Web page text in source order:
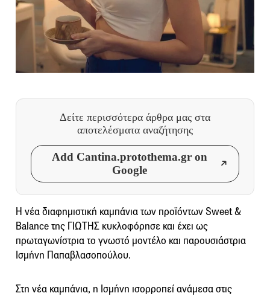
Δείτε περισσότερα άρθρα μας στα
αποτελέσματα αναζήτησης
Add Cantina.protothema.gr on
Google
Η νέα διαφημιστική καμπάνια των προϊόντων Sweet &
Balance της ΓΙΩΤΗΣ κυκλοφόρησε και έχει ως
πρωταγωνίστρια το γνωστό μοντέλο και παρουσιάστρια
Ισμήνη Παπαβλασοπούλου.
Στη νέα καμπάνια, η Ισμήνη ισορροπεί ανάμεσα στις